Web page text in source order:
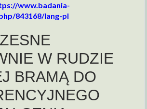
www.badania-
843168/lang-pl
W RUDZIE
BRAMĄ DO